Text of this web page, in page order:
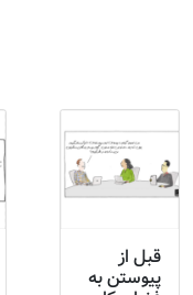
قبل از
پیوستن به